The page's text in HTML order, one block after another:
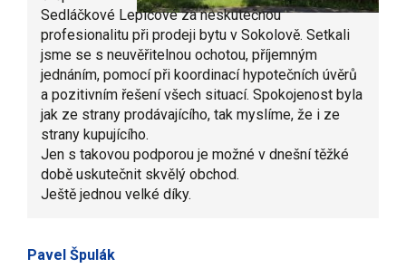
Sedláčkové Lepičové za neskutečnou
profesionalitu při prodeji bytu v Sokolově. Setkali
jsme se s neuvěřitelnou ochotou, příjemným
jednáním, pomocí při koordinací hypotečních úvěrů
a pozitivním řešení všech situací. Spokojenost byla
jak ze strany prodávajícího, tak myslíme, že i ze
strany kupujícího.
Jen s takovou podporou je možné v dnešní těžké
době uskutečnit skvělý obchod.
Ještě jednou velké díky.
Pavel Špulák